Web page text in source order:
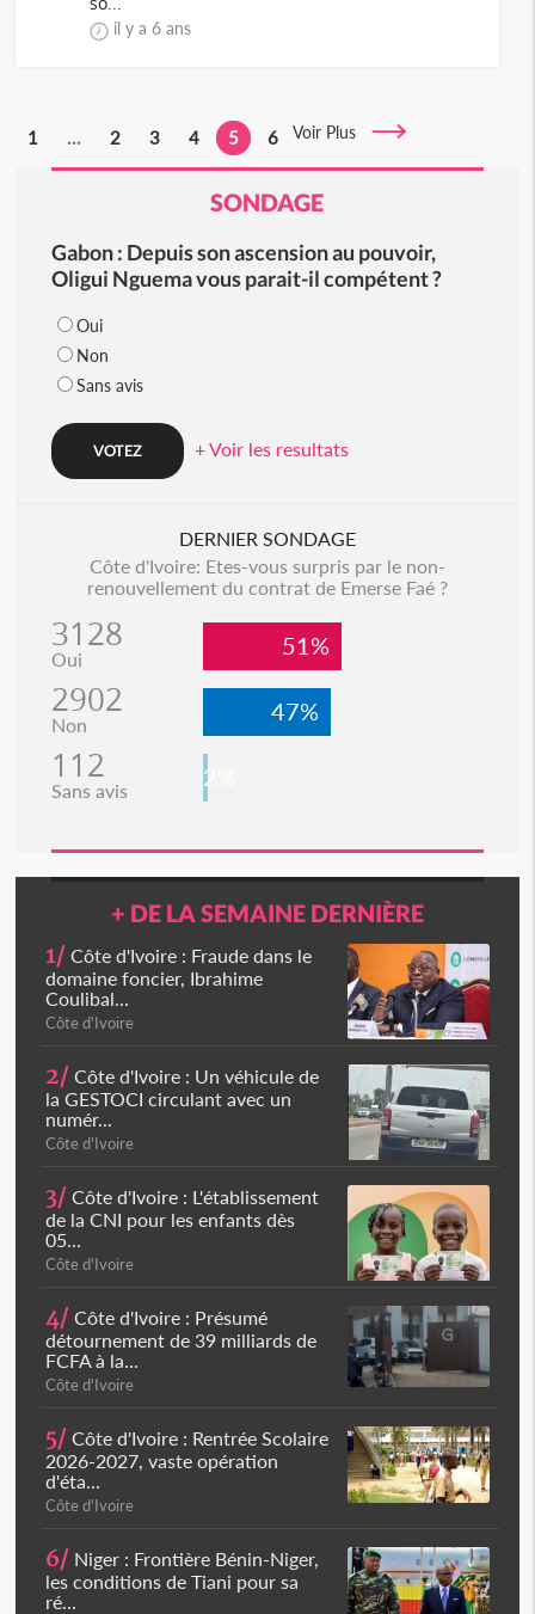
il y a 6 ans
1 ... 2 3 4 5 6 Voir Plus
SONDAGE
Gabon : Depuis son ascension au pouvoir,
Oligui Nguema vous parait-il compétent ?
Oui
Non
Sans avis
+ Voir les resultats
DERNIER SONDAGE
Côte d'Ivoire: Etes-vous surpris par le non-
renouvellement du contrat de Emerse Faé ?
3128
Oui 51%
2902
Non 47%
112
Sans avis 2%
+ DE LA SEMAINE DERNIÈRE
1/ Côte d'Ivoire : Fraude dans le
domaine foncier, Ibrahime
Coulibal...
Côte d'Ivoire
2/ Côte d'Ivoire : Un véhicule de
la GESTOCI circulant avec un
numér...
Côte d'Ivoire
3/ Côte d'Ivoire : L'établissement
de la CNI pour les enfants dès
05...
Côte d'Ivoire
4/ Côte d'Ivoire : Présumé
détournement de 39 milliards de
FCFA à la...
Côte d'Ivoire
5/ Côte d'Ivoire : Rentrée Scolaire
2026-2027, vaste opération
d'éta...
Côte d'Ivoire
6/ Niger : Frontière Bénin-Niger,
les conditions de Tiani pour sa
ré...